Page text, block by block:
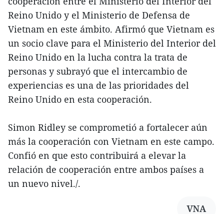
Reino Unido y el Ministerio de Defensa de
Vietnam en este ámbito. Afirmó que Vietnam es
un socio clave para el Ministerio del Interior del
Reino Unido en la lucha contra la trata de
personas y subrayó que el intercambio de
experiencias es una de las prioridades del
Reino Unido en esta cooperación.
Simon Ridley se comprometió a fortalecer aún
más la cooperación con Vietnam en este campo.
Confió en que esto contribuirá a elevar la
relación de cooperación entre ambos países a
un nuevo nivel./.
VNA